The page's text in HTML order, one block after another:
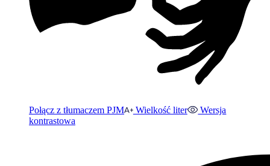
Połącz z tłumaczem PJM Wielkość liter
Wersja
kontrastowa